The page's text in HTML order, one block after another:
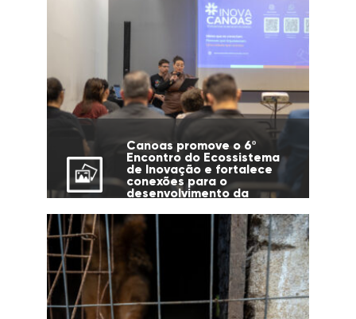
Canoas promove o 6º
Encontro do Ecossistema
de Inovação e fortalece
conexões para o
desenvolvimento da